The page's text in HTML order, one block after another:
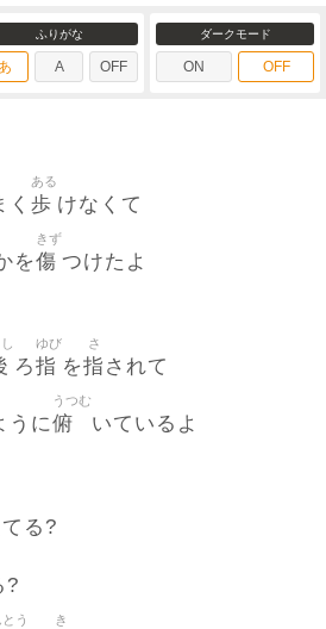
ふりがな
A OFF
ダークモード
ON OFF
歩
ある
けなくて
を傷
きず
つけたよ
ろ指
ゆび
を指
さ
されて
うに俯
うつむ
いているよ
てる?
?
う き